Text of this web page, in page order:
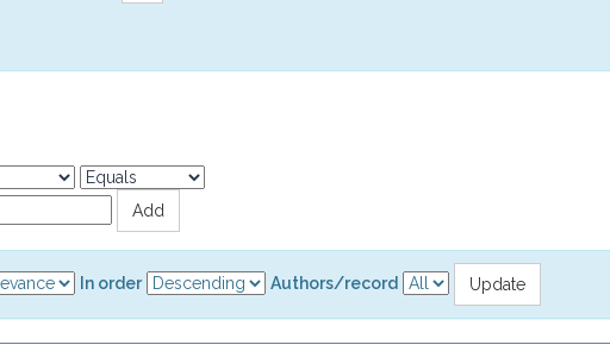
In order Authors/record